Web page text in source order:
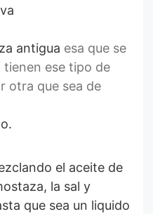
antigua esa que se
ese tipo de
otra que sea de
el aceite de
la sal y
que sea un liquido